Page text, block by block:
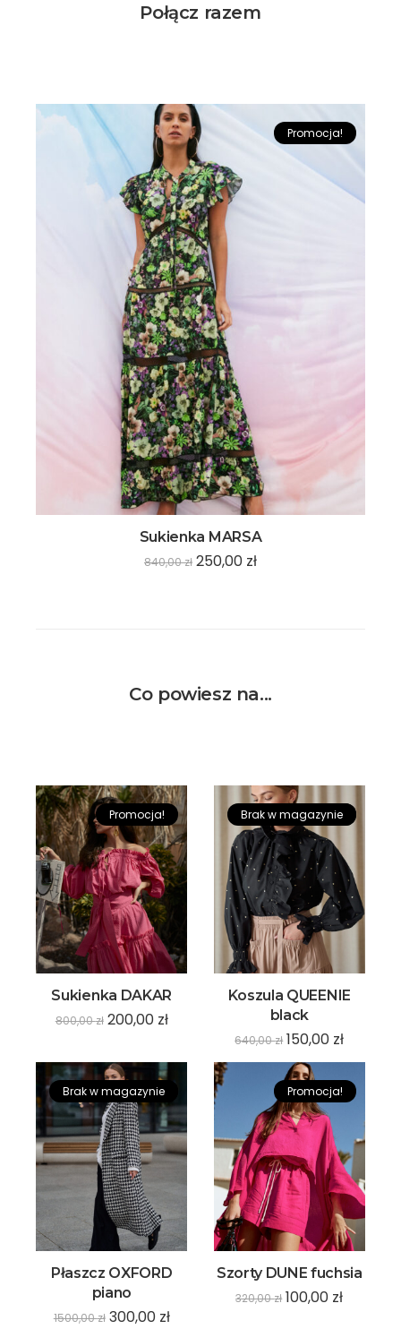
Połącz razem
Promocja!
Sukienka MARSA
840,00zł 250,00 zł
Co powiesz na...
Promocja!
Sukienka DAKAR
800,00zł 200,00 zł
Promocja!
Brak w magazynie
Koszula QUEENIE
black
640,00zł 150,00 zł
Promocja!
Brak w magazynie
Płaszcz OXFORD
piano
1500,00zł 300,00 zł
Promocja!
Szorty DUNE fuchsia
320,00zł 100,00 zł